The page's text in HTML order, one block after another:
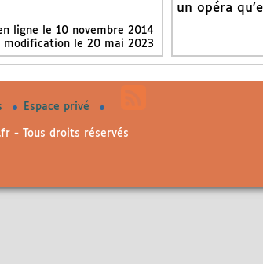
ligne le 10 novembre 2014
modification le 20 mai 2023
un opéra
Espace privé
- Tous droits réservés